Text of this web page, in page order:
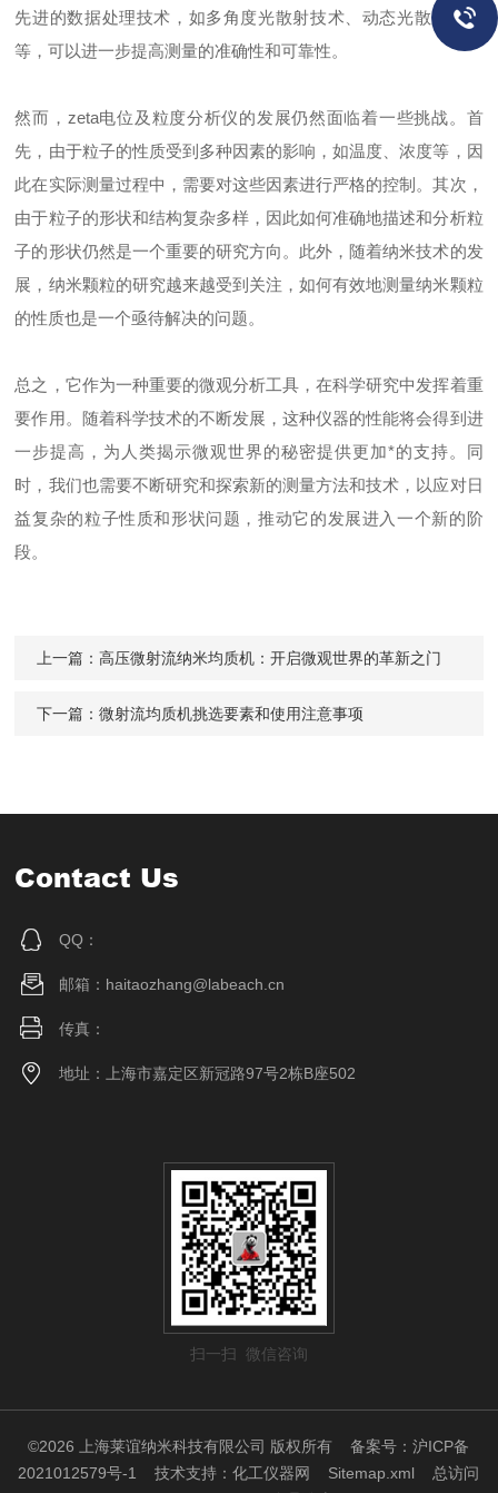
先进的数据处理技术，如多角度光散射技术、动态光散射技术
等，可以进一步提高测量的准确性和可靠性。
然而，zeta电位及粒度分析仪的发展仍然面临着一些挑战。首
先，由于粒子的性质受到多种因素的影响，如温度、浓度等，因
此在实际测量过程中，需要对这些因素进行严格的控制。其次，
由于粒子的形状和结构复杂多样，因此如何准确地描述和分析粒
子的形状仍然是一个重要的研究方向。此外，随着纳米技术的发
展，纳米颗粒的研究越来越受到关注，如何有效地测量纳米颗粒
的性质也是一个亟待解决的问题。
总之，它作为一种重要的微观分析工具，在科学研究中发挥着重
要作用。随着科学技术的不断发展，这种仪器的性能将会得到进
一步提高，为人类揭示微观世界的秘密提供更加*的支持。同
时，我们也需要不断研究和探索新的测量方法和技术，以应对日
益复杂的粒子性质和形状问题，推动它的发展进入一个新的阶
段。
上一篇：高压微射流纳米均质机：开启微观世界的革新之门
下一篇：微射流均质机挑选要素和使用注意事项
Contact Us
QQ：
邮箱：haitaozhang@labeach.cn
传真：
地址：上海市嘉定区新冠路97号2栋B座502
扫一扫 微信咨询
©2026 上海莱谊纳米科技有限公司 版权所有备案号：沪ICP备
2021012579号-1
技术支持：化工仪器网 Sitemap.xml 总访问